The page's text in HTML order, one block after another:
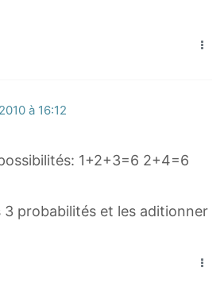
à 16:12
1+2+3=6 2+4=6
3 probabilités et les aditionner